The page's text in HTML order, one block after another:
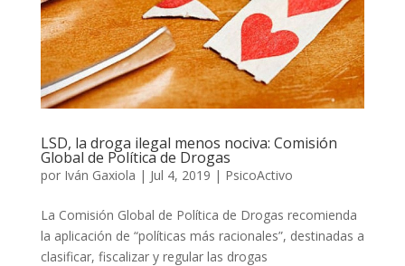
LSD, la droga ilegal menos nociva: Comisión
Global de Política de Drogas
por Iván Gaxiola | Jul 4, 2019 | PsicoActivo
La Comisión Global de Política de Drogas recomienda
la aplicación de “políticas más racionales”, destinadas a
clasificar, fiscalizar y regular las drogas